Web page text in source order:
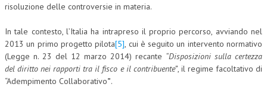
risoluzione delle controversie in materia.
In tale contesto, l’Italia ha intrapreso il proprio percorso, avviando nel
2013 un primo progetto pilota[5], cui è seguito un intervento normativo
(Legge n. 23 del 12 marzo 2014) recante “Disposizioni sulla certezza
del diritto nei rapporti tra il fisco e il contribuente”, il regime facoltativo di
“Adempimento Collaborativo”.